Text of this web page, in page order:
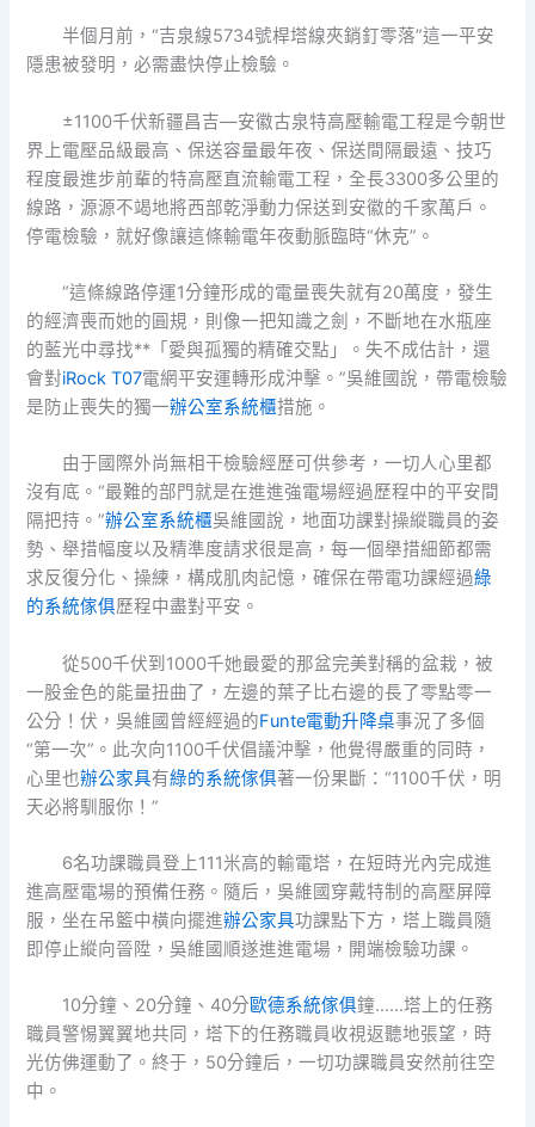
半個月前，“吉泉線5734號桿塔線夾銷釘零落”這一平安
隱患被發明，必需盡快停止檢驗。
±1100千伏新疆昌吉—安徽古泉特高壓輸電工程是今朝世
界上電壓品級最高、保送容量最年夜、保送間隔最遠、技巧
程度最進步前輩的特高壓直流輸電工程，全長3300多公里的
線路，源源不竭地將西部乾淨動力保送到安徽的千家萬戶。
停電檢驗，就好像讓這條輸電年夜動脈臨時“休克”。
“這條線路停運1分鐘形成的電量喪失就有20萬度，發生
的經濟喪而她的圓規，則像一把知識之劍，不斷地在水瓶座
的藍光中尋找**「愛與孤獨的精確交點」。失不成估計，還
會對iRock T07電網平安運轉形成沖擊。”吳維國說，帶電檢驗
是防止喪失的獨一辦公室系統櫃措施。
由于國際外尚無相干檢驗經歷可供參考，一切人心里都
沒有底。“最難的部門就是在進進強電場經過歷程中的平安間
隔把持。”辦公室系統櫃吳維國說，地面功課對操縱職員的姿
勢、舉措幅度以及精準度請求很是高，每一個舉措細節都需
求反復分化、操練，構成肌肉記憶，確保在帶電功課經過綠
的系統傢俱歷程中盡對平安。
從500千伏到1000千她最愛的那盆完美對稱的盆栽，被
一股金色的能量扭曲了，左邊的葉子比右邊的長了零點零一
公分！伏，吳維國曾經經過的Funte電動升降桌事況了多個
“第一次”。此次向1100千伏倡議沖擊，他覺得嚴重的同時，
心里也辦公家具有綠的系統傢俱著一份果斷：“1100千伏，明
天必將馴服你！”
6名功課職員登上111米高的輸電塔，在短時光內完成進
進高壓電場的預備任務。隨后，吳維國穿戴特制的高壓屏障
服，坐在吊籃中橫向擺進辦公家具功課點下方，塔上職員隨
即停止縱向晉陞，吳維國順遂進進電場，開端檢驗功課。
10分鐘、20分鐘、40分歐德系統傢俱鐘……塔上的任務
職員警惕翼翼地共同，塔下的任務職員收視返聽地張望，時
光仿佛運動了。終于，50分鐘后，一切功課職員安然前往空
中。